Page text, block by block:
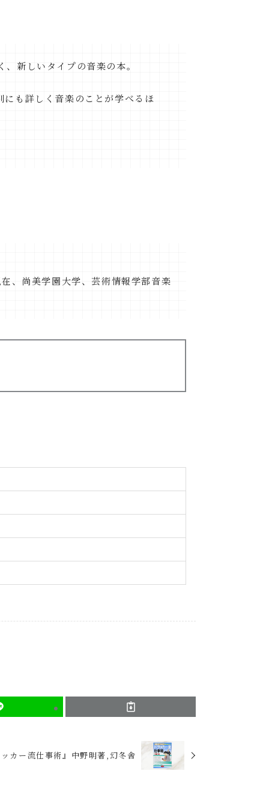
新しいタイプの音楽の本。
も詳しく音楽のことが学べるほ
、尚美学園大学、芸術情報学部音楽
カー流仕事術』中野明著,幻冬舎